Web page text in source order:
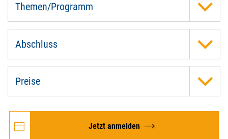
Themen/Programm
Abschluss
Preise
Jetzt anmelden